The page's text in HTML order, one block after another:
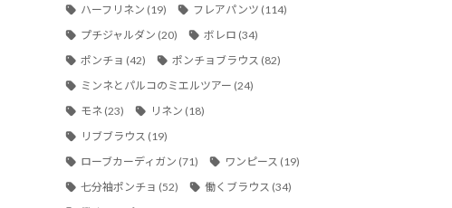
ハーフリネン (19) フレアパンツ (114)
プチジャルダン (20) ボレロ (34)
ポンチョ (42) ポンチョブラウス (82)
ミンネとパルコのミエルツアー (24)
モネ(23) リネン (18)
リブブラウス (19)
ローブカーディガン (71) ワンピース (19)
七分袖ポンチョ (52) 働くブラウス (34)